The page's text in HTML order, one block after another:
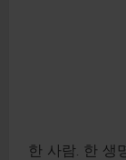
한 사람. 한 생